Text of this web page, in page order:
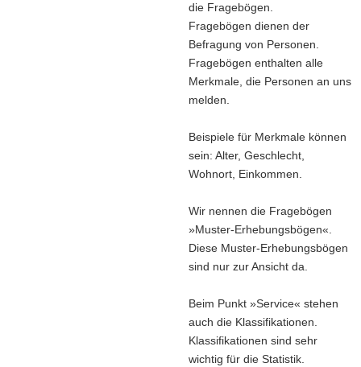
die Fragebögen.
Fragebögen dienen der
Befragung von Personen.
Fragebögen enthalten alle
Merkmale, die Personen an uns
melden.
Beispiele für Merkmale können
sein: Alter, Geschlecht,
Wohnort, Einkommen.
Wir nennen die Fragebögen
»Muster-Erhebungsbögen«.
Diese Muster-Erhebungsbögen
sind nur zur Ansicht da.
Beim Punkt »Service« stehen
auch die Klassifikationen.
Klassifikationen sind sehr
wichtig für die Statistik.